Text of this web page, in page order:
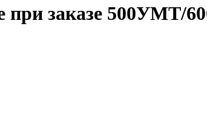
при заказе 500УМТ/